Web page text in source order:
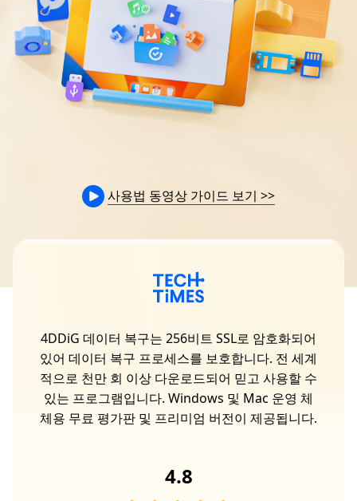
사용법 동영상 가이드 보기 >>
4DDiG 데이터 복구는 256비트 SSL로 암호화되어
있어 데이터 복구 프로세스를 보호합니다. 전 세계
적으로 천만 회 이상 다운로드되어 믿고 사용할 수
있는 프로그램입니다. Windows 및 Mac 운영 체
체용 무료 평가판 및 프리미엄 버전이 제공됩니다.
4.8